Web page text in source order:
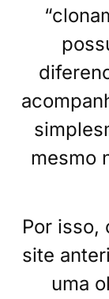
mesmo
Por isso,
site
uma